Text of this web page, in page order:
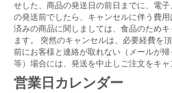
せした、商品の発送日の前日までに、電
の発送前でしたら、キャンセルに伴う費
済みの商品に関しましては、食品のため
ます。 突然のキャンセルは、必要経費を
前にお客様と連絡が取れない（メールが
等）場合には、発送を中止しご注文をキャ
営業日カレンダー